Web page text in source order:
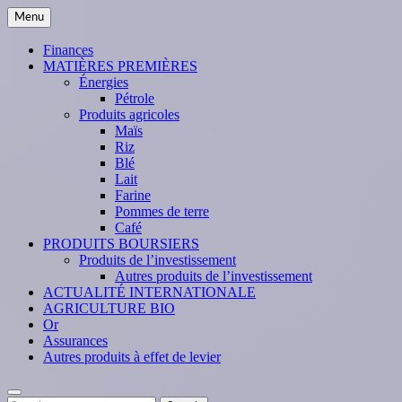
Skip
to
content
Menu
Finances
MATIÈRES PREMIÈRES
Énergies
Pétrole
Produits agricoles
Maïs
Riz
Blé
Lait
Farine
Pommes de terre
Café
PRODUITS BOURSIERS
Produits de l’investissement
Autres produits de l’investissement
ACTUALITÉ INTERNATIONALE
AGRICULTURE BIO
Or
Assurances
Autres produits à effet de levier
Search